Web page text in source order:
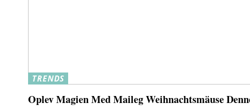
TRENDS
Oplev Magien Med Maileg Weihnachtsmäuse